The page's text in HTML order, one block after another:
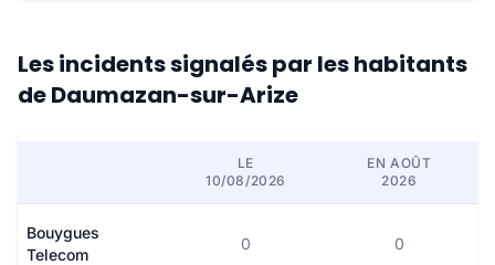
Les incidents signalés par les habitants
de Daumazan-sur-Arize
LE
10/08/2026
EN AOÛT
2026
Bouygues
Telecom
0 0